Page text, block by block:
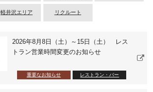
軽井沢エリア リクルート
2026年8月8日（土）～15日（土） レス
トラン営業時間変更のお知らせ
重要なお知らせ レストラン・バー